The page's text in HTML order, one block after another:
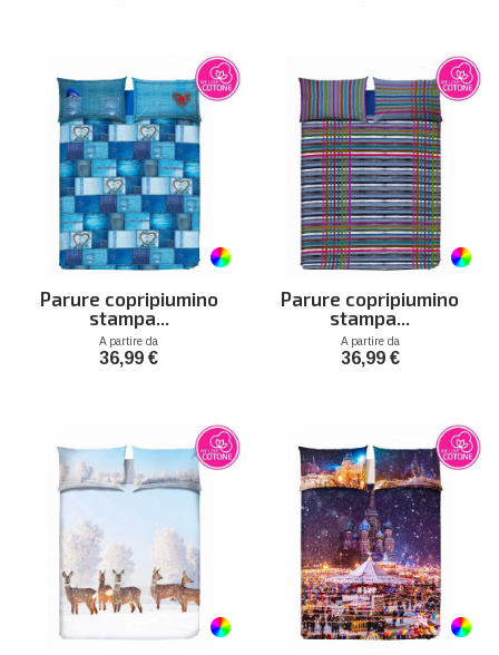
Parure copripiumino
stampa...
A partire da
Prezzo
36,99 €
Parure copripiumino
stampa...
A partire da
Prezzo
36,99 €